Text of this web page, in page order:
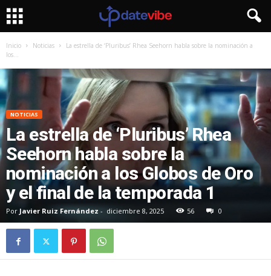
Inicio Noticias
La estrella de ‘Pluribus’ Rhea Seehorn habla sobre la nominación a
los...
NOTICIAS
La estrella de ‘Pluribus’ Rhea
Seehorn habla sobre la
nominación a los Globos de Oro
y el final de la temporada 1
Por Javier Ruiz Fernández - diciembre 8, 2025 56 0